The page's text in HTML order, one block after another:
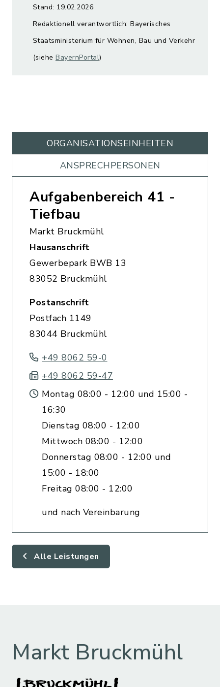
Stand: 19.02.2026
Redaktionell verantwortlich: Bayerisches
Staatsministerium für Wohnen, Bau und Verkehr
(siehe BayernPortal)
ORGANISATIONS­EINHEITEN
ANSPRECHPERSONEN
Aufgabenbereich 41 -
Tiefbau
Markt Bruckmühl
Hausanschrift
Gewerbepark BWB 13
83052 Bruckmühl
Postanschrift
Postfach 1149
83044 Bruckmühl
+49 8062 59-0
+49 8062 59-47
Montag 08:00 - 12:00 und 15:00 -
16:30
Dienstag 08:00 - 12:00
Mittwoch 08:00 - 12:00
Donnerstag 08:00 - 12:00 und
15:00 - 18:00
Freitag 08:00 - 12:00
und nach Vereinbarung
Alle Leistungen
Markt Bruckmühl